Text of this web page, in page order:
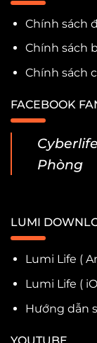
Chính sách
Chính sách
Chính sách
FACEBOOK
Phòng
LUMI
Lumi Life (
Lumi Life (
Hướng dẫn